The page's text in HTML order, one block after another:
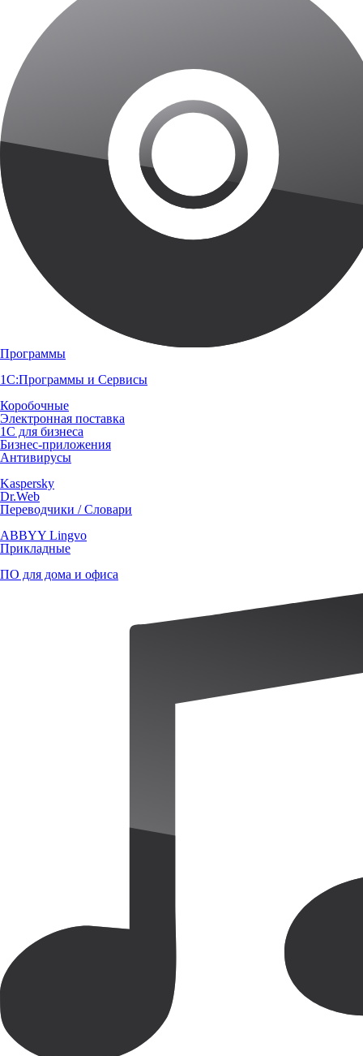
Программы
1С:Программы и Сервисы
Коробочные
Электронная поставка
1С для бизнеса
Бизнес-приложения
Антивирусы
Kaspersky
Dr.Web
Переводчики / Словари
ABBYY Lingvo
Прикладные
ПО для дома и офиса